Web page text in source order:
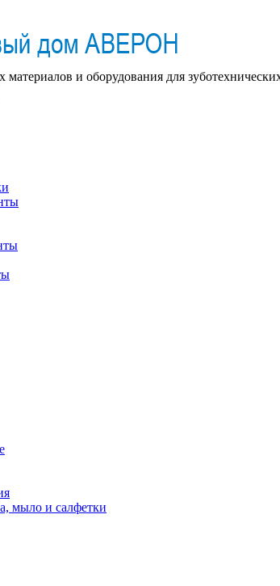
материалов и оборудования для
мыло и салфетки